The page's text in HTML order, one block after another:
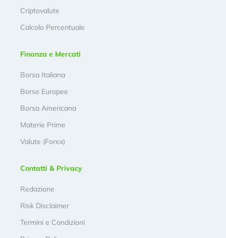
Criptovalute
Calcolo Percentuale
Finanza e Mercati
Borsa Italiana
Borse Europee
Borsa Americana
Materie Prime
Valute (Forex)
Contatti & Privacy
Redazione
Risk Disclaimer
Termini e Condizioni